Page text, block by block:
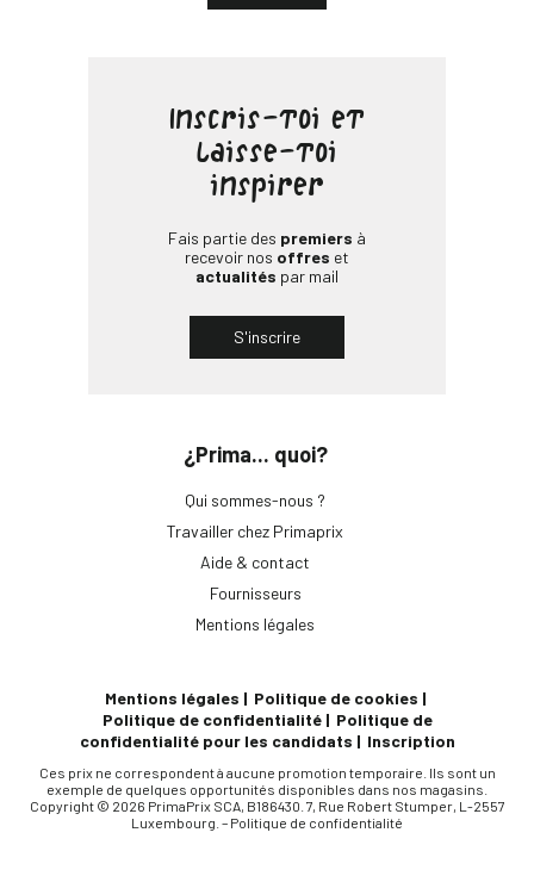
¿Prima... quoi?
Qui sommes-nous ?
Travailler chez Primaprix
Aide & contact
Fournisseurs
Mentions légales
Inscris-toi et
laisse-toi
inspirer
Fais partie des premiers à
recevoir nos offres et
actualités par mail
S'inscrire
Mentions légales
Politique de cookies
Politique de confidentialité
Politique de
confidentialité pour les candidats
Inscription
Ces prix ne correspondent à aucune promotion temporaire. Ils sont un
exemple de quelques opportunités disponibles dans nos magasins.
Copyright © 2026 PrimaPrix SCA, B186430. 7, Rue Robert Stumper, L-2557
Luxembourg. – Politique de confidentialité